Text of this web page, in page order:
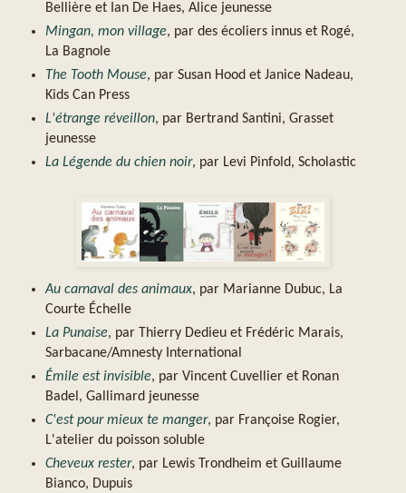
Bellière et Ian De Haes, Alice jeunesse
Mingan, mon village, par des écoliers innus et Rogé,
La Bagnole
The Tooth Mouse, par Susan Hood et Janice Nadeau,
Kids Can Press
L'étrange réveillon, par Bertrand Santini, Grasset
jeunesse
La Légende du chien noir, par Levi Pinfold, Scholastic
Au carnaval des animaux, par Marianne Dubuc, La
Courte Échelle
La Punaise, par Thierry Dedieu et Frédéric Marais,
Sarbacane/Amnesty International
Émile est invisible, par Vincent Cuvellier et Ronan
Badel, Gallimard jeunesse
C'est pour mieux te manger, par Françoise Rogier,
L'atelier du poisson soluble
Cheveux rester, par Lewis Trondheim et Guillaume
Bianco, Dupuis